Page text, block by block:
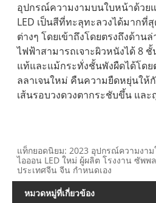
อุปกรณ์ความงามบนใบหน้าด้วย
LED เป็นสีที่ทะลุทะลวงได้มากที่
ต่างๆ โดยเข้าถึงโดยตรงถึงด้าน
ไฟฟ้าสามารถเจาะผิวหนังได้ 8
แท้และแม้กระทั่งชั้นพังผืดได้โดย
ลลาเจนใหม่ คืนความยืดหยุ่นให้
เส้นรอบวงดวงตากระชับขึ้น แล
แท็กยอดนิยม: 2023 อุปกรณ์ความงา
ไอออน LED ใหม่ ผู้ผลิต โรงงาน ซัพพ
ประเทศจีน จีน กำหนดเอง
หมวดหมู่ที่เกี่ยวข้อง